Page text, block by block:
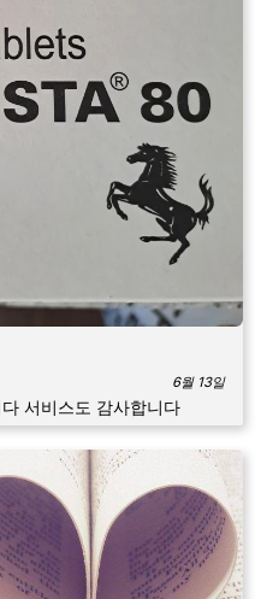
6월 13일
서비스도 감사합니다